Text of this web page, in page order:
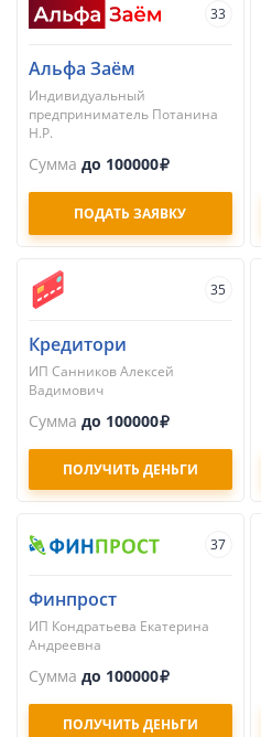
33
Альфа Заём
Индивидуальный
предприниматель Потанина
Н.Р.
Сумма до 100000
ПОДАТЬ ЗАЯВКУ
35
Кредитори
ИП Санников Алексей
Вадимович
Сумма до 100000
ПОЛУЧИТЬ ДЕНЬГИ
37
Финпрост
ИП Кондратьева Екатерина
Андреевна
Сумма до 100000
ПОЛУЧИТЬ ДЕНЬГИ